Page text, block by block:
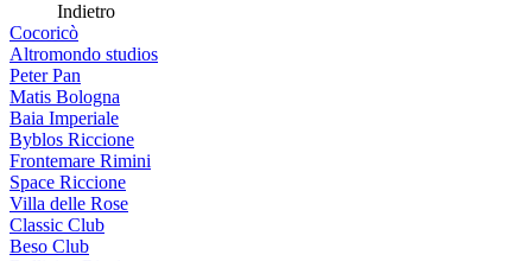
Indietro
Cocoricò
Altromondo studios
Peter Pan
Matis Bologna
Baia Imperiale
Byblos Riccione
Frontemare Rimini
Space Riccione
Villa delle Rose
Classic Club
Beso Club